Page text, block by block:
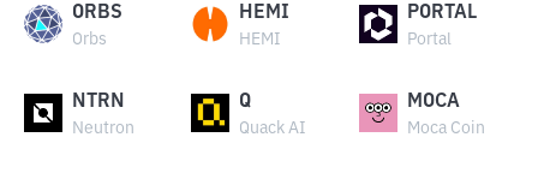
ORBS
Orbs
HEMI
HEMI
PORTAL
Portal
NTRN
Neutron
Q
Quack AI
MOCA
Moca Coin